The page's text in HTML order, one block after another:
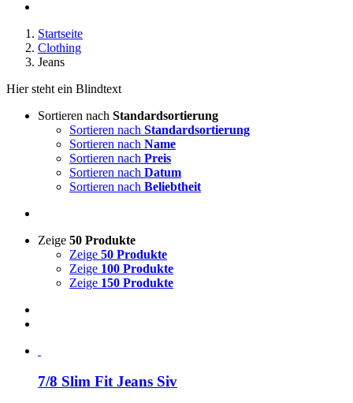
Startseite
Clothing
Jeans
Hier steht ein Blindtext
Sortieren nach Standardsortierung
Sortieren nach Standardsortierung
Sortieren nach Name
Sortieren nach Preis
Sortieren nach Datum
Sortieren nach Beliebtheit
Zeige 50 Produkte
Zeige 50 Produkte
Zeige 100 Produkte
Zeige 150 Produkte
7/8 Slim Fit Jeans Siv